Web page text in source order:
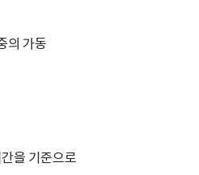
의 가동
을 기준으로